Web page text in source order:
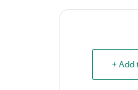
+ Add